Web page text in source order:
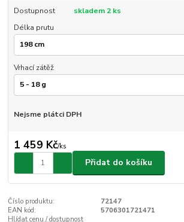
Dostupnost
skladem 2 ks
Délka prutu
Vrhací zátěž
Nejsme plátci DPH
1 459 Kč/ks
Přidat do košíku
Číslo produktu:
72147
EAN kód:
5706301721471
Hlídat cenu / dostupnost